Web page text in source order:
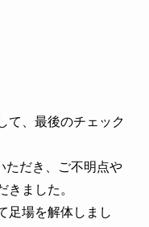
て、最後のチェック
ただき、ご不明点や
きました。
足場を解体しまし